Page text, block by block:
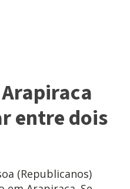
entre dois
(Republicanos)